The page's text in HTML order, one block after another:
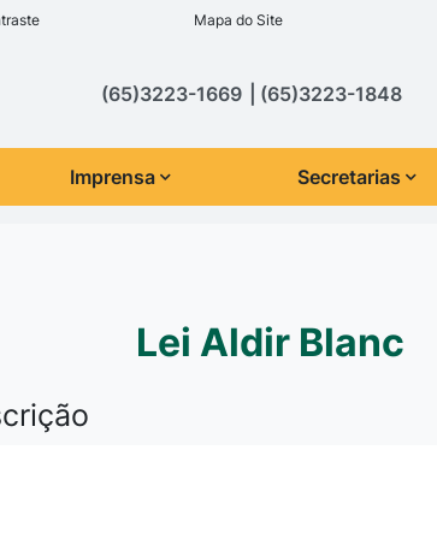
de acessibilidade
Mapa do Site
(65)3223-1669 (65)3223-1848
Imprensa Secretarias
Lei Aldir Blanc